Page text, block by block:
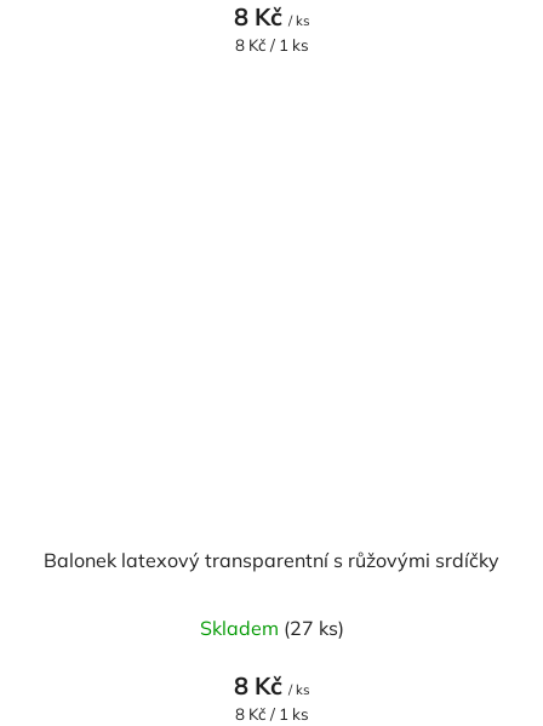
8 Kč / ks
Měrná
8 Kč / 1 ks
Balonek latexový transparentní s růžovými srdíčky
Skladem (27 ks)
8 Kč / ks
Měrná
8 Kč / 1 ks